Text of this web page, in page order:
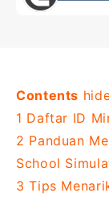
Contents
1 Daftar ID
2 Panduan
School
3 Tips